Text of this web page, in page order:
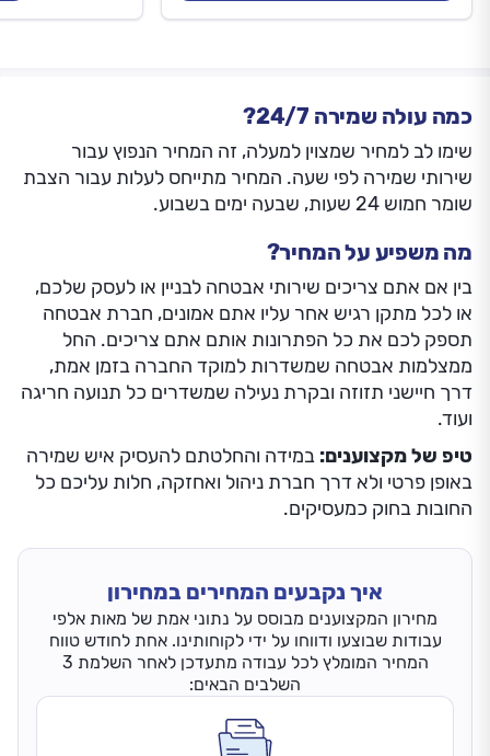
כמה עולה שמירה 24/7?
שימו לב למחיר שמצוין למעלה, זה המחיר הנפוץ עבור
שירותי שמירה לפי שעה. המחיר מתייחס לעלות עבור הצבת
שומר חמוש 24 שעות, שבעה ימים בשבוע.
מה משפיע על המחיר?
בין אם אתם צריכים שירותי אבטחה לבניין או לעסק שלכם,
או לכל מתקן רגיש אחר עליו אתם אמונים, חברת אבטחה
תספק לכם את כל הפתרונות אותם אתם צריכים. החל
ממצלמות אבטחה שמשדרות למוקד החברה בזמן אמת,
דרך חיישני תזוזה ובקרת נעילה שמשדרים כל תנועה חריגה
ועוד.
טיפ של מקצוענים: במידה והחלטתם להעסיק איש שמירה
באופן פרטי ולא דרך חברת ניהול ואחזקה, חלות עליכם כל
החובות בחוק כמעסיקים.
איך נקבעים המחירים במחירון
מחירון המקצוענים מבוסס על נתוני אמת של מאות אלפי
עבודות שבוצעו ודווחו על ידי לקוחותינו. אחת לחודש טווח
המחיר המומלץ לכל עבודה מתעדכן לאחר השלמת 3
השלבים הבאים: